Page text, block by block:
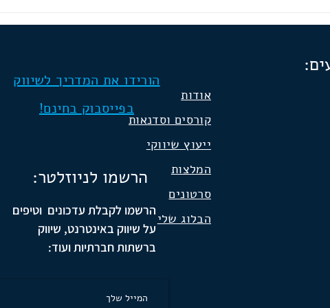
חנויות און
ליין עם
הורידו את המדריך לשיווק
בפייסבוק בחינם!
הרשמו לניוזלטר:
הרשמו לקבלת עדכונים וטיפים
על שיווק באינטרנט, שיווק
ברשתות חברתיות ועוד:
אודות
קורסים וסדנאות
ייעוץ שיווקי
המלצות
סרטונים
הבלוג שלי